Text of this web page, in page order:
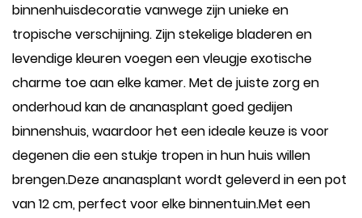
binnenhuisdecoratie vanwege zijn unieke en
tropische verschijning. Zijn stekelige bladeren en
levendige kleuren voegen een vleugje exotische
charme toe aan elke kamer. Met de juiste zorg en
onderhoud kan de ananasplant goed gedijen
binnenshuis, waardoor het een ideale keuze is voor
degenen die een stukje tropen in hun huis willen
brengen.Deze ananasplant wordt geleverd in een pot
van 12 cm, perfect voor elke binnentuin.Met een